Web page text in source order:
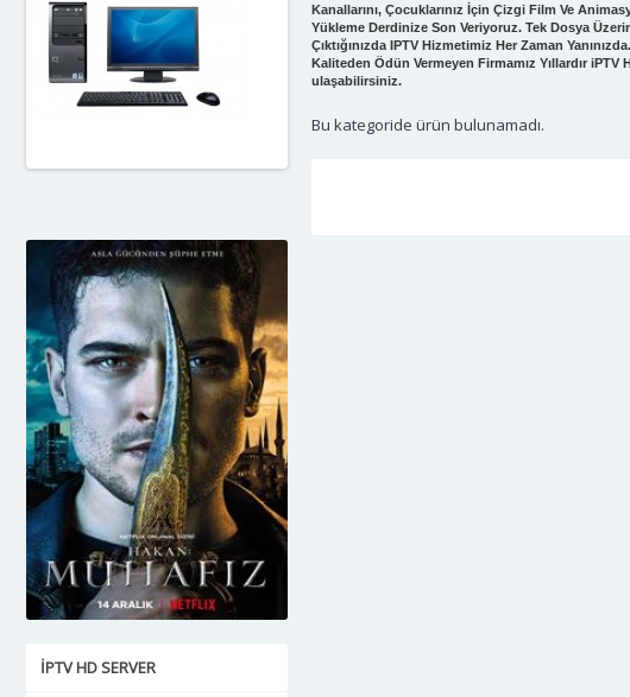
IPTV HD SERVER
Kanallarını, Çocuklarınız İçin Çizgi Film Ve
Yükleme Derdinize Son Veriyoruz. Tek Dosya
Çıktığınızda IPTV Hizmetimiz Her Zaman
Kaliteden Ödün Vermeyen Firmamız Yıllardır
ulaşabilirsiniz.
Bu kategoride ürün bulunamadı.